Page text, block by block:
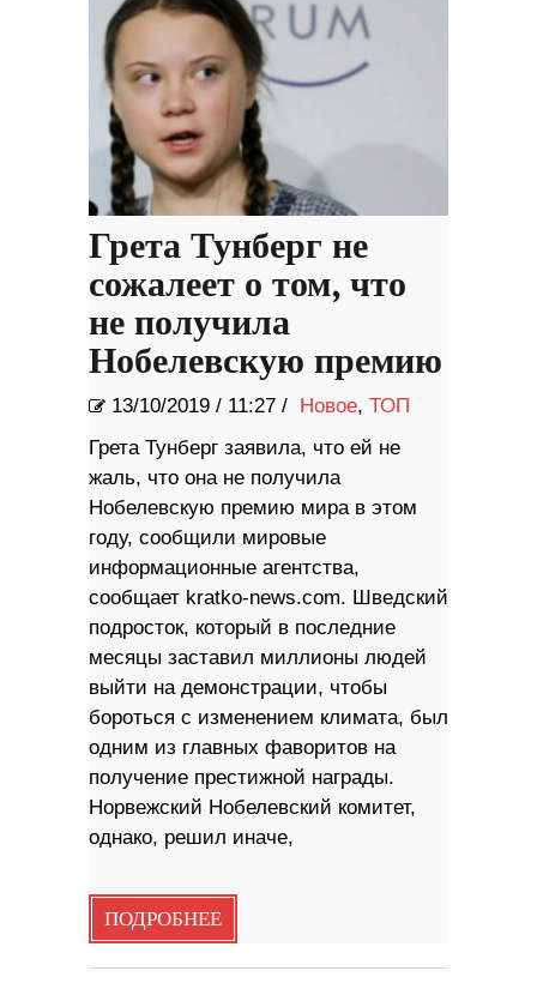
Грета Тунберг не
сожалеет о том, что
не получила
Нобелевскую премию
13/10/2019 / 11:27 / Новое, ТОП
Грета Тунберг заявила, что ей не
жаль, что она не получила
Нобелевскую премию мира в этом
году, сообщили мировые
информационные агентства,
сообщает kratko-news.com. Шведский
подросток, который в последние
месяцы заставил миллионы людей
выйти на демонстрации, чтобы
бороться с изменением климата, был
одним из главных фаворитов на
получение престижной награды.
Норвежский Нобелевский комитет,
однако, решил иначе,
ПОДРОБНЕЕ